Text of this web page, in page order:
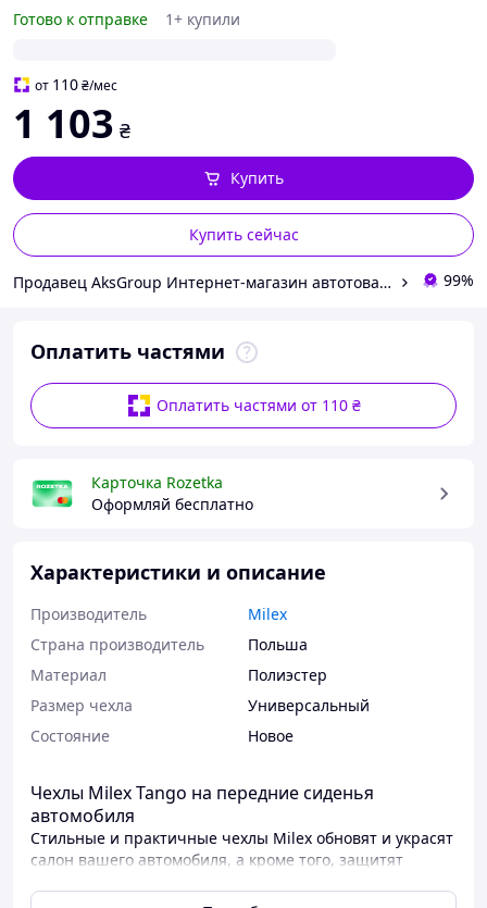
Готово к отправке
1+ купили
от 110₴/мес
1 103 ₴
Купить сейчас
Купить
Продавец AksGroup Интернет-магазин автотоваров aksgroup.com.ua 99%
Оплатить частями
Оплатить частями от 110 ₴
Карточка Rozetka
Оформляй бесплатно
Характеристики и описание
Производитель
Milex
Страна производитель
Польша
Материал
Полиэстер
Размер чехла
Универсальный
Состояние
Новое
Чехлы Milex Tango на передние сиденья
автомобиля
Стильные и практичные чехлы Milex обновят и украсят
салон вашего автомобиля, а кроме того, защитят